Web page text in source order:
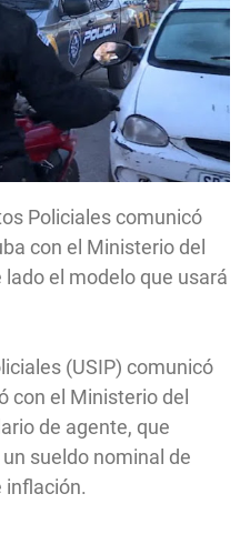
Policiales comunicó
con el Ministerio del
el modelo que usará
(USIP) comunicó
con el Ministerio del
de agente, que
sueldo nominal de
inflación.